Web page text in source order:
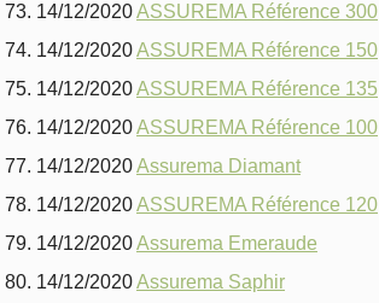
14/12/2020ASSUREMA Référence 300
14/12/2020ASSUREMA Référence 150
14/12/2020ASSUREMA Référence 135
14/12/2020ASSUREMA Référence 100
14/12/2020Assurema Diamant
14/12/2020ASSUREMA Référence 120
14/12/2020Assurema Emeraude
14/12/2020Assurema Saphir